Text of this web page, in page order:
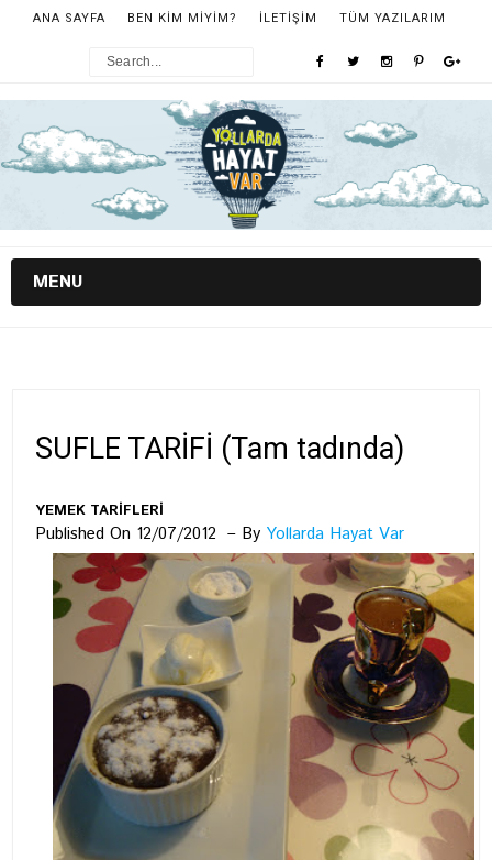
ANA SAYFA BEN KİM MİYİM? İLETİŞİM TÜM YAZILARIM
MENU
SUFLE TARİFİ (Tam tadında)
YEMEK TARİFLERİ
Published On 12/07/2012 By Yollarda Hayat Var